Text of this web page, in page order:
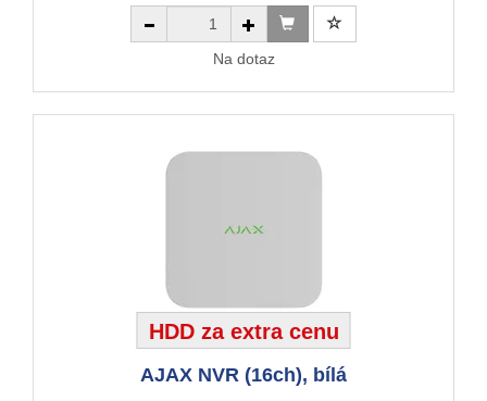
Na dotaz
HDD za extra cenu
AJAX NVR (16ch), bílá